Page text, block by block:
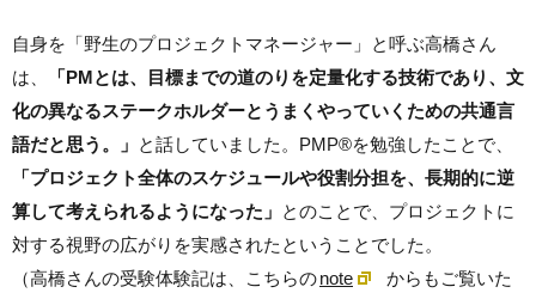
自身を「野生のプロジェクトマネージャー」と呼ぶ高橋さん
は、
「PMとは、目標までの道のりを定量化する技術であり、文
化の異なるステークホルダーとうまくやっていくための共通言
語だと思う。」 と話していました。PMP®️を勉強したことで、
「プロジェクト全体のスケジュールや役割分担を、長期的に逆
算して考えられるようになった」 とのことで、プロジェクトに
対する視野の広がりを実感されたということでした。
（高橋さんの受験体験記は、こちらのnote
からもご覧いた